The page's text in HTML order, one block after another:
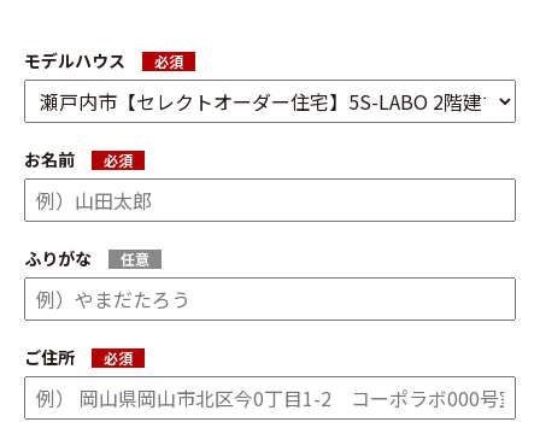
モデルハウス 必須
お名前 必須
ふりがな 任意
ご住所 必須